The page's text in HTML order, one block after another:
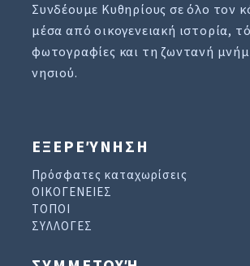
Συνδέουμε Κυθηρίους σε όλο τον
μέσα από οικογενειακή ιστορία,
φωτογραφίες και τη ζωντανή
νησιού.
ΕΞΕΡΕΎΝΗΣΗ
Πρόσφατες καταχωρίσεις
ΟΙΚΟΓΕΝΕΙΕΣ
ΤΟΠΟΙ
ΣΥΛΛΟΓΕΣ